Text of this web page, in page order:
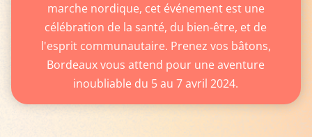
marche nordique, cet événement est une
célébration de la santé, du bien-être, et de
l'esprit communautaire. Prenez vos bâtons,
Bordeaux vous attend pour une aventure
inoubliable du 5 au 7 avril 2024.